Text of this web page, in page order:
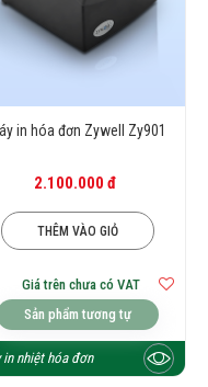
bạn có thể mang
cho việc in bill
toán trên taxi,
in hóa đơn Zywell Zy901
2.100.000 đ
THÊM VÀO GIỎ
Giá trên chưa có VAT
Sản phẩm tương tự
in nhiệt hóa đơn